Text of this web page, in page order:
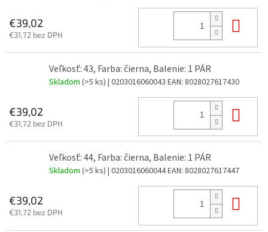
€39,02
€31,72 bez DPH
Veľkosť: 43, Farba: čierna, Balenie: 1 PÁR
Skladom (>5 ks) | 0203016060043 EAN: 8028027617430
€39,02
€31,72 bez DPH
Veľkosť: 44, Farba: čierna, Balenie: 1 PÁR
Skladom (>5 ks) | 0203016060044EAN: 8028027617447
€39,02
€31,72 bez DPH